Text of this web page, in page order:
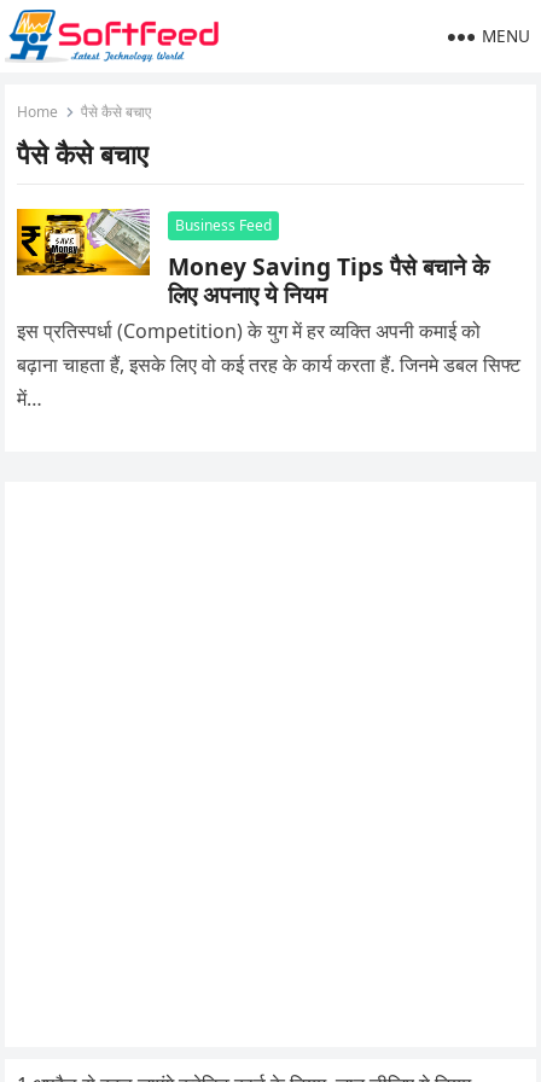
MENU
Home पैसे कैसे बचाए
पैसे कैसे बचाए
Business Feed
Money Saving Tips पैसे बचाने के
लिए अपनाए ये नियम
इस प्रतिस्पर्धा (Competition) के युग में हर व्यक्ति अपनी कमाई को
बढ़ाना चाहता हैं, इसके लिए वो कई तरह के कार्य करता हैं. जिनमे डबल सिफ्ट
में…